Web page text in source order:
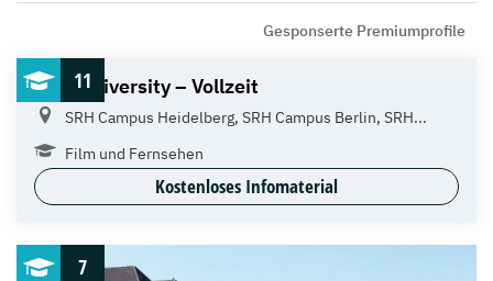
Gesponserte Premiumprofile
11
SRH University – Vollzeit
SRH Campus Heidelberg, SRH Campus Berlin, SRH...
Film und Fernsehen
Kostenloses Infomaterial
7